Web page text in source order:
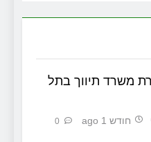
משרד תיווך בתל
חודש 1 ago 0